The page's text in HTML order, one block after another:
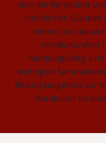
über die Nerdkultur
christlichen Glauben
sehnen uns
nerdkulturellen
handlungsfähig
wichtigste
Bildungsangebote zur
Nerdkultur im